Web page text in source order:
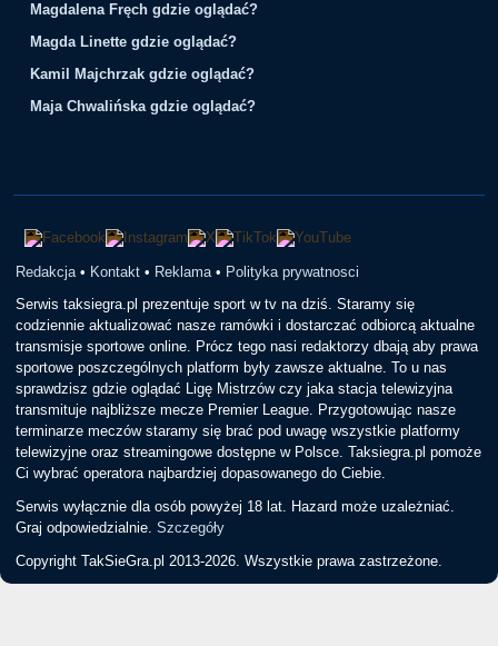
Magdalena Fręch gdzie oglądać?
Magda Linette gdzie oglądać?
Kamil Majchrzak gdzie oglądać?
Maja Chwalińska gdzie oglądać?
Redakcja • Kontakt • Reklama • Polityka prywatnosci
Serwis taksiegra.pl prezentuje sport w tv na dziś. Staramy się
codziennie aktualizować nasze ramówki i dostarczać odbiorcą aktualne
transmisje sportowe online. Prócz tego nasi redaktorzy dbają aby prawa
sportowe poszczególnych platform były zawsze aktualne. To u nas
sprawdzisz gdzie oglądać Ligę Mistrzów czy jaka stacja telewizyjna
transmituje najbliższe mecze Premier League. Przygotowując nasze
terminarze meczów staramy się brać pod uwagę wszystkie platformy
telewizyjne oraz streamingowe dostępne w Polsce. Taksiegra.pl pomoże
Ci wybrać operatora najbardziej dopasowanego do Ciebie.
Serwis wyłącznie dla osób powyżej 18 lat. Hazard może uzależniać.
Graj odpowiedzialnie.Szczegóły
Copyright TakSieGra.pl 2013-2026. Wszystkie prawa zastrzeżone.